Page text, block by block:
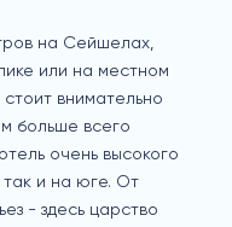
на Сейшелах,
или на местном
внимательно
больше всего
очень высокого
так и на юге. От
- здесь царство